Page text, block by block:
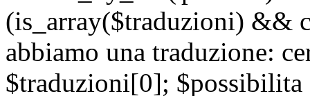
(is_array($traduzioni) &&
abbiamo una traduzione:
$traduzioni[0];